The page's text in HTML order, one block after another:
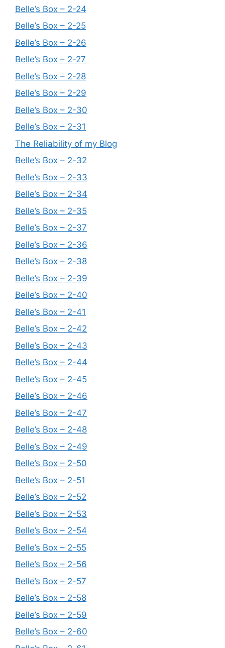
Belle’s Box – 2-24
Belle’s Box – 2-25
Belle’s Box – 2-26
Belle’s Box – 2-27
Belle’s Box – 2-28
Belle’s Box – 2-29
Belle’s Box – 2-30
Belle’s Box – 2-31
The Reliability of my Blog
Belle’s Box – 2-32
Belle’s Box – 2-33
Belle’s Box – 2-34
Belle’s Box – 2-35
Belle’s Box – 2-37
Belle’s Box – 2-36
Belle’s Box – 2-38
Belle’s Box – 2-39
Belle’s Box – 2-40
Belle’s Box – 2-41
Belle’s Box – 2-42
Belle’s Box – 2-43
Belle’s Box – 2-44
Belle’s Box – 2-45
Belle’s Box – 2-46
Belle’s Box – 2-47
Belle’s Box – 2-48
Belle’s Box – 2-49
Belle’s Box – 2-50
Belle’s Box – 2-51
Belle’s Box – 2-52
Belle’s Box – 2-53
Belle’s Box – 2-54
Belle’s Box – 2-55
Belle’s Box – 2-56
Belle’s Box – 2-57
Belle’s Box – 2-58
Belle’s Box – 2-59
Belle’s Box – 2-60